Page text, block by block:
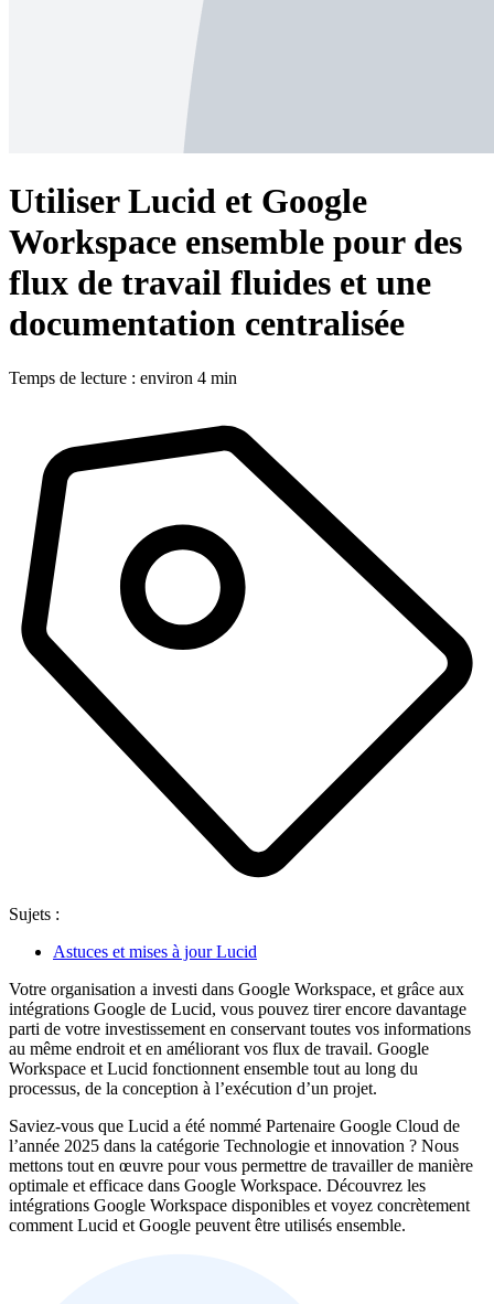
Utiliser Lucid et Google
Workspace ensemble pour des
flux de travail fluides et une
documentation centralisée
Temps de lecture : environ 4 min
Sujets :
Astuces et mises à jour Lucid
Votre organisation a investi dans Google Workspace, et grâce aux
intégrations Google de Lucid, vous pouvez tirer encore davantage
parti de votre investissement en conservant toutes vos informations
au même endroit et en améliorant vos flux de travail. Google
Workspace et Lucid fonctionnent ensemble tout au long du
processus, de la conception à l’exécution d’un projet.
Saviez-vous que Lucid a été nommé Partenaire Google Cloud de
l’année 2025 dans la catégorie Technologie et innovation ? Nous
mettons tout en œuvre pour vous permettre de travailler de manière
optimale et efficace dans Google Workspace. Découvrez les
intégrations Google Workspace disponibles et voyez concrètement
comment Lucid et Google peuvent être utilisés ensemble.